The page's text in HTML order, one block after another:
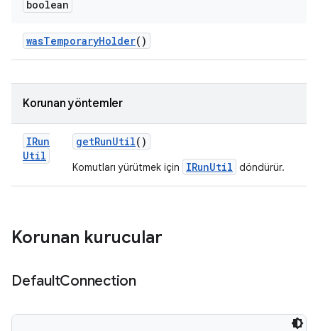
boolean
wasTemporaryHolder()
Korunan yöntemler
IRun
Util
getRunUtil()
Komutları yürütmek için IRunUtil döndürür.
Korunan kurucular
DefaultConnection